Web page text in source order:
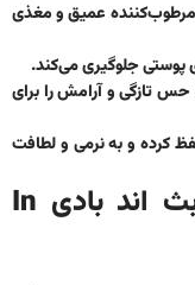
عمیق و مغذی
تازگی و آرامش را برای
کرده و به نرمی و لطافت
قیمت و خرید بادی لوشن بث اند بادی In